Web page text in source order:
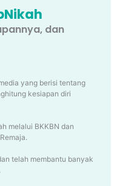
dan
yang berisi tentang
kesiapan diri
melalui BKKBN dan
telah membantu banyak